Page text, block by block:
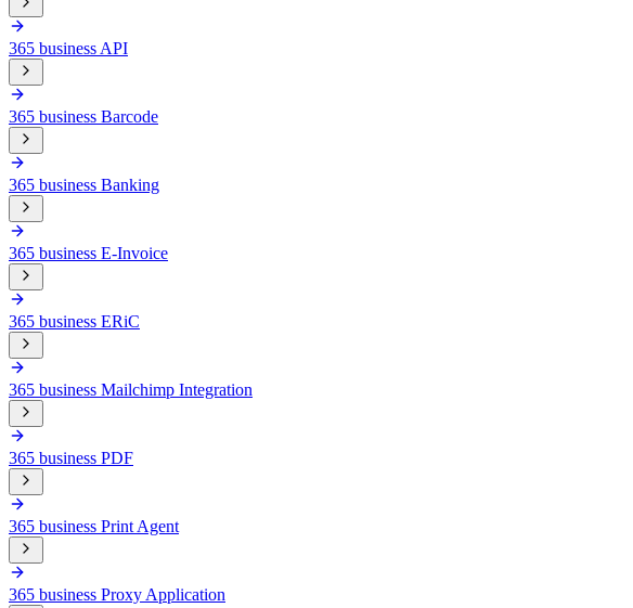
365 business API
365 business Barcode
365 business Banking
365 business E-Invoice
365 business ERiC
365 business Mailchimp Integration
365 business PDF
365 business Print Agent
365 business Proxy Application